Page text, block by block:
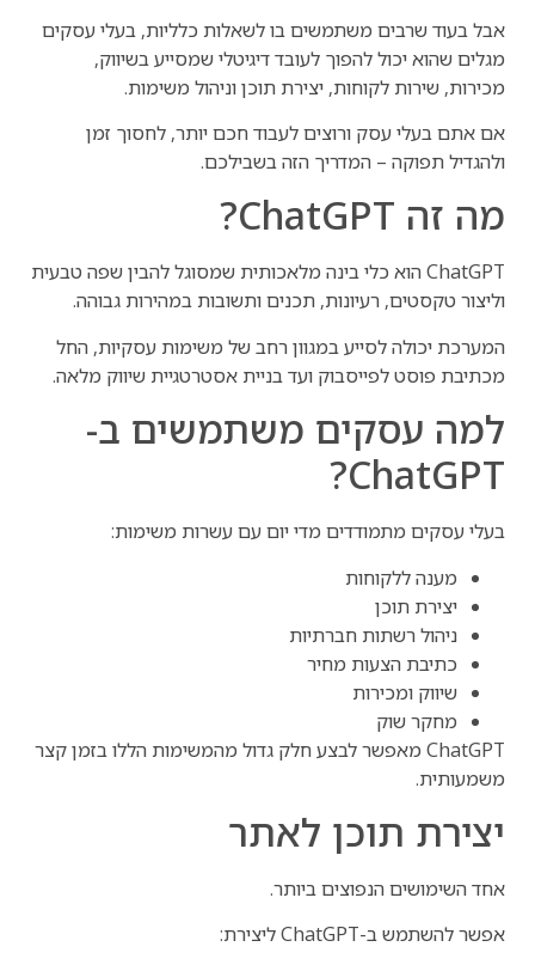
אבל בעוד שרבים משתמשים בו לשאלות כלליות, בעלי עסקים
מגלים שהוא יכול להפוך לעובד דיגיטלי שמסייע בשיווק,
מכירות, שירות לקוחות, יצירת תוכן וניהול משימות.
אם אתם בעלי עסק ורוצים לעבוד חכם יותר, לחסוך זמן
ולהגדיל תפוקה – המדריך הזה בשבילכם.
מה זה ChatGPT?
ChatGPT הוא כלי בינה מלאכותית שמסוגל להבין שפה טבעית
וליצור טקסטים, רעיונות, תכנים ותשובות במהירות גבוהה.
המערכת יכולה לסייע במגוון רחב של משימות עסקיות, החל
מכתיבת פוסט לפייסבוק ועד בניית אסטרטגיית שיווק מלאה.
למה עסקים משתמשים ב-
ChatGPT?
בעלי עסקים מתמודדים מדי יום עם עשרות משימות:
מענה ללקוחות
יצירת תוכן
ניהול רשתות חברתיות
כתיבת הצעות מחיר
שיווק ומכירות
מחקר שוק
ChatGPT מאפשר לבצע חלק גדול מהמשימות הללו בזמן קצר
משמעותית.
יצירת תוכן לאתר
אחד השימושים הנפוצים ביותר.
אפשר להשתמש ב-ChatGPT ליצירת: